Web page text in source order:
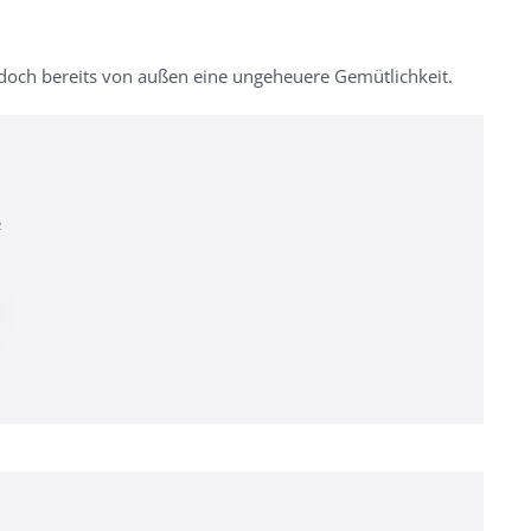
bereits von außen eine ungeheuere Gemütlichkeit.